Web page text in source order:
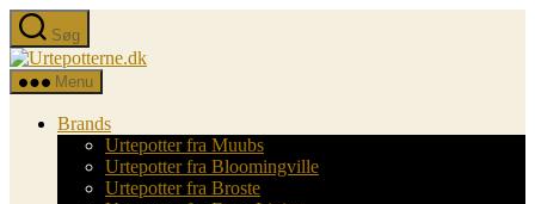
Spring
til
indholdet
Søg
Urtepotterne.dk
Menu
Brands
Urtepotter fra Muubs
Urtepotter fra Bloomingville
Urtepotter fra Broste